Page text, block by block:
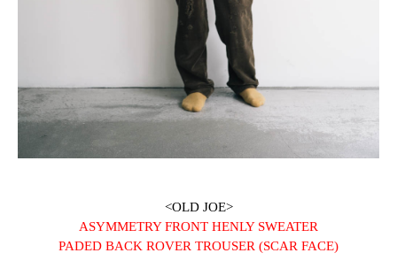
<OLD JOE>
ASYMMETRY FRONT HENLY SWEATER
PADED BACK ROVER TROUSER (SCAR FACE)